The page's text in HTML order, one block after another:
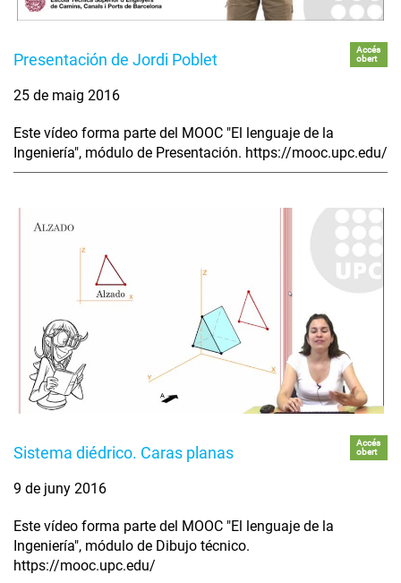
Presentación de Jordi Poblet
Accés
obert
25 de maig 2016
Este vídeo forma parte del MOOC "El lenguaje de la
Ingeniería", módulo de Presentación. https://mooc.upc.edu/
Sistema diédrico. Caras planas
Accés
obert
9 de juny 2016
Este vídeo forma parte del MOOC "El lenguaje de la
Ingeniería", módulo de Dibujo técnico.
https://mooc.upc.edu/